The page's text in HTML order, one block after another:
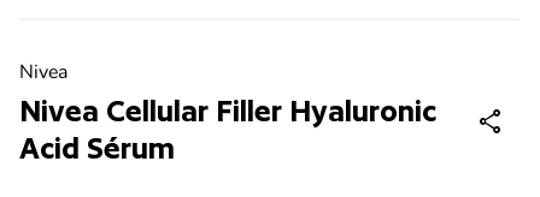
Nivea
Nivea Cellular Filler Hyaluronic
Acid Sérum
share